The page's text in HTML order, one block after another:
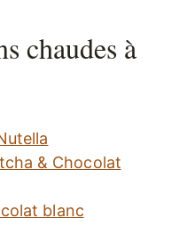
chaudes à
& Chocolat
blanc